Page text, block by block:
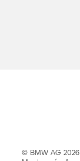
© BMW AG 2026